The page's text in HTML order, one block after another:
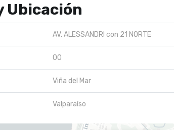
Ubicación
AV. ALESSANDRI con 21 NORTE
00
Viña del Mar
Valparaíso